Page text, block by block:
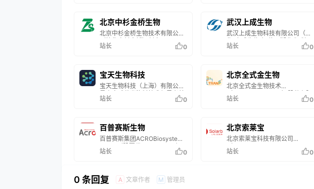
售管理体系，为客户提供优质、
高效、便捷服务，致力于成为全
球综合实验室产品及服务供应
商。 兰杰柯深耕行业20多年，
业务涵盖医药研发、诊断检测、
平台化运营与集成服务相结合的
模式，为客户提供一站式供应链
解决方案。…
遇到的复杂问题与挑战、提高实
验室生产力、通过提供诊断以及
研发制造各类突破性的治疗方
法，从而改善患者的健康。
北京中杉金桥生物
北京中杉金桥生物技术有限公司
（简称中杉金桥）创立于 1991
年，是最早服务中国病理领域的
金桥专注于病理诊断试剂及设备
的研究和应用，提供国内领先、
国际一流的试剂及自动化设备产
品，并同时提供最为专业的病理
诊断技术服务。中杉金桥致力于
理源源不断地输送国际领先的高
质量产品。经过三十余年的发
展，中…
站长 0
武汉上成生物
武汉上成生物科技有限公司（简
称“上成生物”）位于湖北省武汉
市江夏区东湖高新国际健康城
产、销售的国家高新技术企业，
是湖北省专精特新企业、国家科
技型中小企业、瞪羚企业等。 上
成生物作为一家科技型企业,先后
与国家兽药残留基准实验室（华
站长 0
宝天生物科技
宝天生物科技（上海）有限公司
是由全球荧光染料技术领导者美
国Biotium公司创始人、CEO 毛
试剂服务商。长期以来，宝天生
物聚焦荧光探针试剂研发、生产
和销售于一体，产品覆盖生命科
学研究、医疗诊断等各个领域。
宝天生物拥有一支由多名相关专
下，公司已经在荧光分子探针应
用领域形成了自主知识…
站长 0
北京全式金生物
北京全式金生物技术
（TransGenBiotech）股份有限
公司成立于2006年，总部坐落
司主要从事分子生物学、细胞生
物学、蛋白类生物试剂的研发、
生产与销售。 全式金扎根于生命
科学领域的生物试剂行业，建立
了蛋白质原料平台和生物试剂开
站长 0
百普赛斯生物
百普赛斯集团ACROBiosystems
Group（股票代码：301080）
是成立于2010年的跨国生物科
物试剂、解决方案及创新商业模
式的行业平台型基石企业。2021
站长 0
北京索莱宝
北京索莱宝科技有限公司
（Beijing Solarbio Science &
Technology Co.,Ltd.）始创于
站长 0
0 条回复 A 文章作者 M 管理员